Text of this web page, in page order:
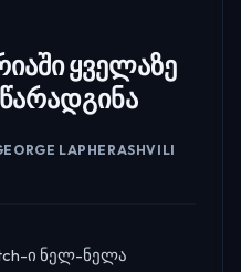
ყველაზე
LAPHERASHVILI
ი ნელ-ნელა